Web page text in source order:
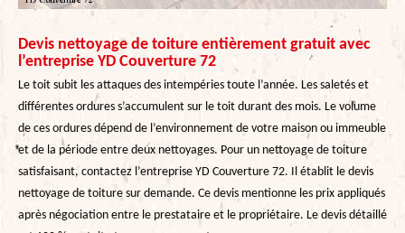
Devis nettoyage de toiture entièrement gratuit avec
l’entreprise YD Couverture 72
Le toit subit les attaques des intempéries toute l’année. Les saletés et
différentes ordures s’accumulent sur le toit durant des mois. Le volume
de ces ordures dépend de l’environnement de votre maison ou immeuble
et de la période entre deux nettoyages. Pour un nettoyage de toiture
satisfaisant, contactez l’entreprise YD Couverture 72. Il établit le devis
nettoyage de toiture sur demande. Ce devis mentionne les prix appliqués
après négociation entre le prestataire et le propriétaire. Le devis détaillé